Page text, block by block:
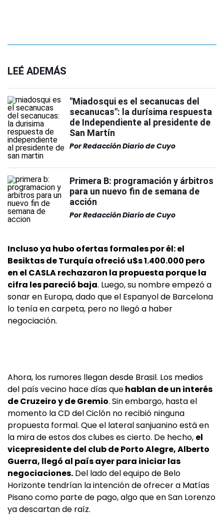
LEÉ ADEMÁS
"Miadosqui es el secanucas del
secanucas": la durísima respuesta
de Independiente al presidente de
San Martín
PorRedacción Diario de Cuyo
Primera B: programación y árbitros
para un nuevo fin de semana de
acción
PorRedacción Diario de Cuyo
Incluso ya hubo ofertas formales por él: el
Besiktas de Turquía ofreció u$s 1.400.000 pero
en el CASLA rechazaron la propuesta porque la
cifra les pareció baja. Luego, su nombre empezó a
sonar en Europa, dado que el Espanyol de Barcelona
lo tenía en carpeta, pero no llegó a haber
negociación.
Ahora, los rumores llegan desde Brasil. Los medios
del país vecino hace días quehablan de un interés
de Cruzeiro y de Gremio. Sin embargo, hasta el
momento la CD del Ciclón no recibió ninguna
propuesta formal. Que el lateral sanjuanino está en
la mira de estos dos clubes es cierto. De hecho, el
vicepresidente del club de Porto Alegre, Alberto
Guerra, llegó al país ayer para iniciar las
negociaciones. Del lado del equipo de Belo
Horizonte tendrían la intención de ofrecer a Matías
Pisano como parte de pago, algo que en San Lorenzo
ya descartan de raíz.